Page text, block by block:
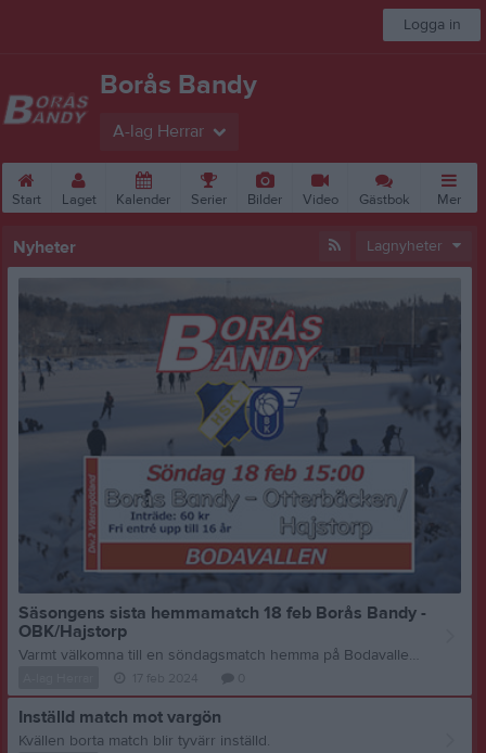
Logga in
Borås Bandy
A-lag Herrar
Start Laget Kalender Serier Bilder Video Gästbok Mer
Nyheter Lagnyheter
Säsongens sista hemmamatch 18 feb Borås Bandy -
OBK/Hajstorp
Varmt välkomna till en söndagsmatch hemma på Bodavallen i Divsion 2 Västergötland! Bandysäsongen går fort och det är redan dags för säsongens sista hemmamatch på Bodavallen. Borås Bandy tar emot Otterbäcken/Hajstorp, Vadsbolaget Hajstorp som fostrat elitspelare som Christian Älvegran och Oliver Hellgren på Töreshovs naturis i Töreboda genom åren. Fyll termosen, plocka fram portföljen och ta er till Bodavallen för att stötta vårat röda lag, sista gången för denna säsongen. Ta med familj, släkt och vänner för en trevlig söndagseftermiddag med bandy, så bjuder vi på en underhållande och bra match! Matchtid: Söndag 18 Februari - 15:00 Plats: Bodavallen, Sjumilagatan 6 Borås Entré: 60 kr Fri entré upp till 16 år Fiket öppet- bra musik och kul bandy. Välkomna! Vill du stödja Borås Bandy lite extra? Klicka här för att bli stödmedlem Tack till alla samarbetspartners, ideella krafter & Borås Stad - Ert engagemang möjliggör och utvecklar bandysporten i Borås!
Inställd match mot vargön
Kvällen borta match blir tyvärr inställd.